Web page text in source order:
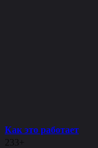
Как это работает
233+